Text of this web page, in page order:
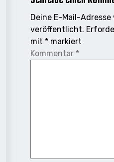
Deine E-Mail-
veröffentlicht.
mit * markiert
Kommentar *